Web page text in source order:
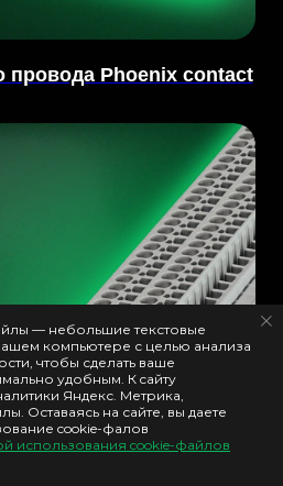
провода Phoenix contact
— небольшие текстовые
компьютере с целью анализа
чтобы сделать ваше
удобным. К cайту
Яндекс. Метрика,
Оставаясь на сайте, вы даете
cookie-фалов
использования cookie-файлов